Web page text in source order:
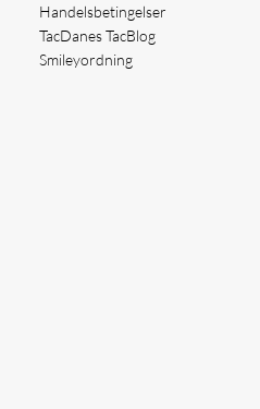
Handelsbetingelser
TacDanes TacBlog
Smileyordning